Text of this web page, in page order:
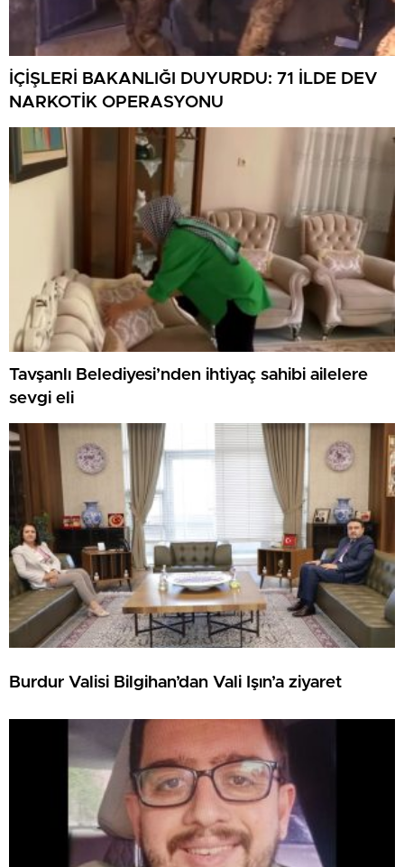
İÇİŞLERİ BAKANLIĞI DUYURDU: 71 İLDE DEV
NARKOTİK OPERASYONU
Tavşanlı Belediyesi’nden ihtiyaç sahibi ailelere
sevgi eli
Burdur Valisi Bilgihan’dan Vali Işın’a ziyaret